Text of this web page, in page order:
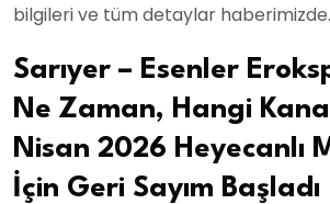
bilgileri ve tüm detaylar haberimizde.
Sarıyer – Esenler
Ne Zaman, Hangi
Nisan 2026 Heyecanlı
İçin Geri Sayım Başladı